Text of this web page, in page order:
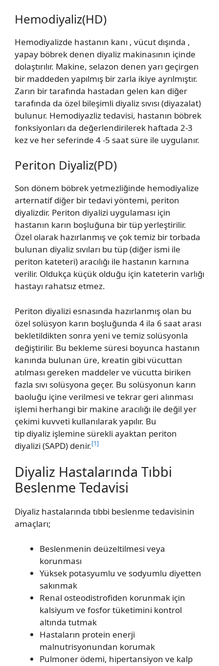
Hemodiyaliz(HD)
Hemodiyalizde hastanın kanı , vücut dışında ,
yapay böbrek denen diyaliz makinasının içinde
dolaştırılır. Makine, selazon denen yarı geçirgen
bir maddeden yapılmış bir zarla ikiye ayrılmıştır.
Zarın bir tarafında hastadan gelen kan diğer
tarafında da özel bileşimli diyaliz sıvısı (diyazalat)
bulunur. Hemodiyazliz tedavisi, hastanın böbrek
fonksiyonları da değerlendirilerek haftada 2-3
kez ve her seferinde 4 -5 saat süre ile uygulanır.
Periton Diyaliz(PD)
Son dönem böbrek yetmezliğinde hemodiyalize
arternatif diğer bir tedavi yöntemi, periton
diyalizdir. Periton diyalizi uygulaması için
hastanın karın boşluğuna bir tüp yerleştirilir.
Özel olarak hazırlanmış ve çok temiz bir torbada
bulunan diyaliz sıvıları bu tüp (diğer ismi ile
periton kateteri) aracılığı ile hastanın karnına
verilir. Oldukça küçük olduğu için kateterin varlığı
hastayı rahatsız etmez.
Periton diyalizi esnasında hazırlanmış olan bu
özel solüsyon karın boşluğunda 4 ila 6 saat arası
bekletildikten sonra yeni ve temiz solüsyonla
değiştirilir. Bu bekleme süresi boyunca hastanın
kanında bulunan üre, kreatin gibi vücuttan
atılması gereken maddeler ve vücutta biriken
fazla sıvı solüsyona geçer. Bu solüsyonun karın
baoluğu içine verilmesi ve tekrar geri alınması
işlemi herhangi bir makine aracılığı ile değil yer
çekimi kuvveti kullanılarak yapılır. Bu
tip diyaliz işlemine sürekli ayaktan periton
diyalizi (SAPD) denir.[1]
Diyaliz Hastalarında Tıbbi
Beslenme Tedavisi
Diyaliz hastalarında tıbbi beslenme tedavisinin
amaçları;
Beslenmenin deüzeltilmesi veya
korunması
Yüksek potasyumlu ve sodyumlu diyetten
sakınmak
Renal osteodistrofiden korunmak için
kalsiyum ve fosfor tüketimini kontrol
altında tutmak
Hastaların protein enerji
malnutrisyonundan korumak
Pulmoner ödemi, hipertansiyon ve kalp